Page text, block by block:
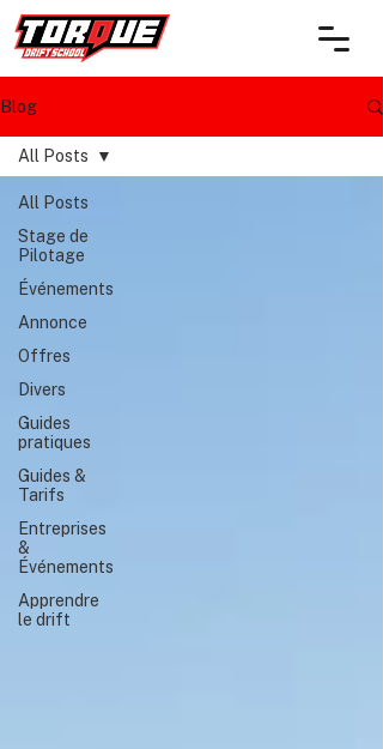
Blog
All Posts
Stage de
Pilotage
Événements
Annonce
Offres
Divers
Guides
pratiques
Guides &
Tarifs
Entreprises
&
Événements
Apprendre
le drift
All Posts